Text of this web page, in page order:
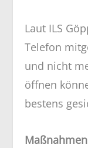
Laut ILS
Telefon
und nicht
öffnen
bestens